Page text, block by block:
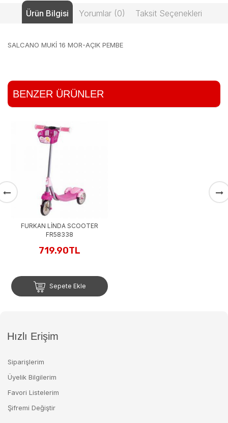
Ürün Bilgisi Yorumlar (0) Taksit Seçenekleri
SALCANO MUKİ 16 MOR-AÇIK PEMBE
BENZER ÜRÜNLER
FURKAN LİNDA SCOOTER
FR58338
719.90TL
Sepete Ekle
Hızlı Erişim
Siparişlerim
Üyelik Bilgilerim
Favori Listelerim
Şifremi Değiştir